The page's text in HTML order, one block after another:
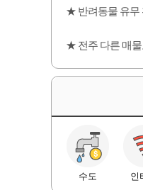
★ 반려동물 유무
★ 전주 다른 매물
수도 인